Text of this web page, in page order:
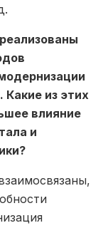
Какие из этих
влияние
и